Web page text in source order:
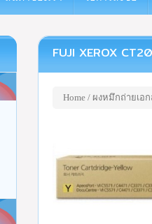
FUJI XEROX
Home/ ผงหมึกถ่ายเอก